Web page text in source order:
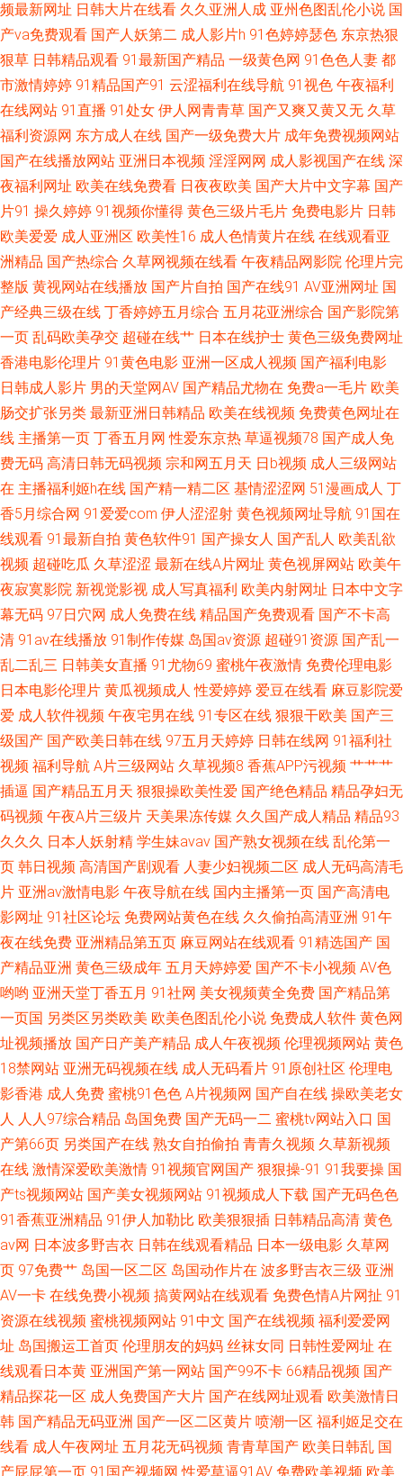
码福利导航 AV管网 91高清无码电影 午夜三级大片 日韩视频导航 青草视频网
站 老湿影院香蕉 国产色资源 超碰人人青青55 91熊猫视频 伊人91在线观看
日韩欧美国产17 欧美呦呦啊啊啊 玖玖男人资源站 精品久久入 国产无人区大
片 岛国AV搬运工 A级网站 97无码超碰 91免费观看视频 伊人青青香蕉 四虎
午夜福利视频 日本黄页免费 欧美少女性性交 美女夜色黄 激情午夜一区 国产
成人伊人 成人大香蕉视频 www美女AV 97精品色情 91不用下载观看 亚洲另
类激情小说 午夜久久电影 午夜成人骚蜜桃网 天天操屄网 日本丝袜足交 欧美
性爱另类3 美女抠逼视频 激情小视频91 国产a成人 成人在哪看片 肏屄一区二
区三 www黄色网址 97欧美 中文字幕久久精品 亚洲三级片另类 婷婷激情综
合网 超碰网址 精东A片 久草国产福利视频 欧美专区精品色 亚洲免费成人电
影 午夜免费大片
频最新网址 日韩大片在线看 久久亚洲人成 亚州色图乱伦小说 国
产va免费观看 国产人妖第二 成人影片h 91色婷婷瑟色 东京热狠
狠草 日韩精品观看 91最新国产精品 一级黄色网 91色色人妻 都
市激情婷婷 91精品国产91 云涩福利在线导航 91视色 午夜福利
在线网站 91直播 91处女 伊人网青青草 国产又爽又黄又无 久草
福利资源网 东方成人在线 国产一级免费大片 成年免费视频网站
国产在线播放网站 亚洲日本视频 淫淫网网 成人影视国产在线 深
夜福利网址 欧美在线免费看 日夜夜欧美 国产大片中文字幕 国产
片91 操久婷婷 91视频你懂得 黄色三级片毛片 免费电影片 日韩
欧美爱爱 成人亚洲区 欧美性16 成人色情黄片在线 在线观看亚
洲精品 国产热综合 久草网视频在线看 午夜精品网影院 伦理片完
整版 黄视网站在线播放 国产片自拍 国产在线91 AV亚洲网址 国
产经典三级在线 丁香婷婷五月综合 五月花亚洲综合 国产影院第
一页 乱码欧美孕交 超碰在线艹 日本在线护士 黄色三级免费网址
香港电影伦理片 91黄色电影 亚洲一区成人视频 国产福利电影
日韩成人影片 男的天堂网AV 国产精品尤物在 免费a一毛片 欧美
肠交扩张另类 最新亚洲日韩精品 欧美在线视频 免费黄色网址在
线 主播第一页 丁香五月网 性爱东京热 草逼视频78 国产成人免
费无码 高清日韩无码视频 宗和网五月天 日b视频 成人三级网站
在 主播福利姬h在线 国产精一精二区 基情涩涩网 51漫画成人 丁
香5月综合网 91爱爱com 伊人涩涩射 黄色视频网址导航 91国在
线观看 91最新自拍 黄色软件91 国产操女人 国产乱人 欧美乱欲
视频 超碰吃瓜 久草涩涩 最新在线A片网址 黄色视屏网站 欧美午
夜寂寞影院 新视觉影视 成人写真福利 欧美内射网址 日本中文字
幕无码 97日穴网 成人免费在线 精品国产免费观看 国产不卡高
清 91av在线播放 91制作传媒 岛国av资源 超碰91资源 国产乱一
乱二乱三 日韩美女直播 91尤物69 蜜桃午夜激情 免费伦理电影
日本电影伦理片 黄瓜视频成人 性爱婷婷 爱豆在线看 麻豆影院爱
爱 成人软件视频 午夜宅男在线 91专区在线 狠狠干欧美 国产三
级国产 国产欧美日韩在线 97五月天婷婷 日韩在线网 91福利社
视频 福利导航 A片三级网站 久草视频8 香蕉APP污视频 艹艹艹
插逼 国产精品五月天 狠狠操欧美性爱 国产绝色精品 精品孕妇无
码视频 午夜A片三级片 天美果冻传媒 久久国产成人精品 精品93
久久久 日本人妖射精 学生妹avav 国产熟女视频在线 乱伦第一
页 韩日视频 高清国产剧观看 人妻少妇视频二区 成人无码高清毛
片 亚洲av激情电影 午夜导航在线 国内主播第一页 国产高清电
影网址 91社区论坛 免费网站黄色在线 久久偷拍高清亚洲 91午
夜在线免费 亚洲精品第五页 麻豆网站在线观看 91精选国产 国
产精品亚洲 黄色三级成年 五月天婷婷爱 国产不卡小视频 AV色
哟哟 亚洲天堂丁香五月 91社网 美女视频黄全免费 国产精品第
一页国 另类区另类欧美 欧美色图乱伦小说 免费成人软件 黄色网
址视频播放 国产日产美产精品 成人午夜视频 伦理视频网站 黄色
18禁网站 亚洲无码视频在线 成人无码看片 91原创社区 伦理电
影香港 成人免费 蜜桃91色色 A片视频网 国产自在线 操欧美老女
人 人人97综合精品 岛国免费 国产无码一二 蜜桃tv网站入口 国
产第66页 另类国产在线 熟女自拍偷拍 青青久视频 久草新视频
在线 激情深爱欧美激情 91视频官网国产 狠狠操-91 91我要操 国
产ts视频网站 国产美女视频网站 91视频成人下载 国产无码色色
91香蕉亚洲精品 91伊人加勒比 欧美狠狠插 日韩精品高清 黄色
av网 日本波多野吉衣 日韩在线观看精品 日本一级电影 久草网
页 97免费艹 岛国一区二区 岛国动作片在 波多野吉衣三级 亚洲
AV一卡 在线免费小视频 搞黄网站在线观看 免费色情A片网扯 91
资源在线视频 蜜桃视频网站 91中文 国产在线视频 福利爱爱网
址 岛国搬运工首页 伦理朋友的妈妈 丝袜女同 日韩性爱网址 在
线观看日本黄 亚洲国产第一网站 国产99不卡 66精品视频 国产
精品探花一区 成人免费国产大片 国产在线网址观看 欧美激情日
韩 国产精品无码亚洲 国产一区二区黄片 喷潮一区 福利姬足交在
线看 成人午夜网址 五月花无码视频 青青草国产 欧美日韩乱 国
产屁屁第一页 91国产视频网 性爱草逼91AV 免费欧美视频 欧美